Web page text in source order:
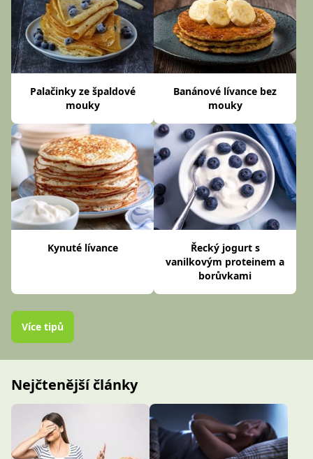
Palačinky ze špaldové
mouky
Banánové lívance bez
mouky
Kynuté lívance
Řecký jogurt s
vanilkovým proteinem a
borůvkami
Více tipů
Nejčtenější články